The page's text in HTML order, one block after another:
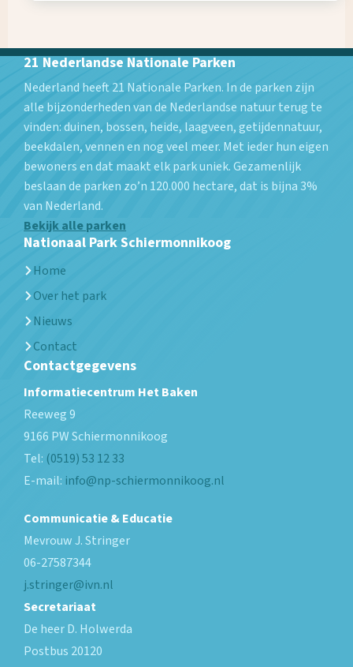
21 Nederlandse Nationale Parken
Nederland heeft 21 Nationale Parken. In de parken zijn
alle bijzonderheden van de Nederlandse natuur terug te
vinden: duinen, bossen, heide, laagveen, getijdennatuur,
beekdalen, vennen en nog veel meer. Met ieder hun eigen
bewoners en dat maakt elk park uniek. Gezamenlijk
beslaan de parken zo’n 120.000 hectare, dat is bijna 3%
van Nederland.
Bekijk alle parken
Nationaal Park Schiermonnikoog
Home
Over het park
Nieuws
Contact
Contactgegevens
Informatiecentrum Het Baken
Reeweg 9
9166 PWSchiermonnikoog
Tel: (0519) 53 12 33
E-mail: info@np-schiermonnikoog.nl
Communicatie & Educatie
Mevrouw J. Stringer
06-27587344
j.stringer@ivn.nl
Secretariaat
De heer D. Holwerda
Postbus 20120